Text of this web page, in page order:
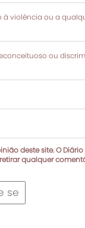
à violência ou a
ou
deste site. O Diário
qualquer